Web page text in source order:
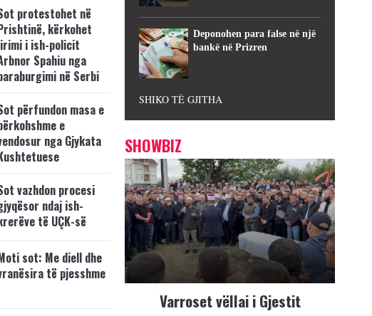
protestohet në
kërkohet
i ish-policit
Spahiu nga
në Serbi
përfundon masa e
e
nga Gjykata
vazhdon procesi
ndaj ish-
të UÇK-së
sot: Me diell dhe
të pjesshme
Deponohen para false në një
bankë në Prizren
SHIKO TË GJITHA
SHOWBIZ
Varroset vëllai i Gjestit